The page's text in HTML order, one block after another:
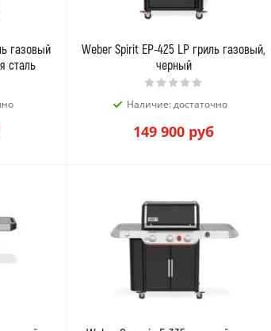
газовый
сталь
Weber Spirit EP-425 LP гриль газовый,
черный
Наличие: достаточно
149 900 руб